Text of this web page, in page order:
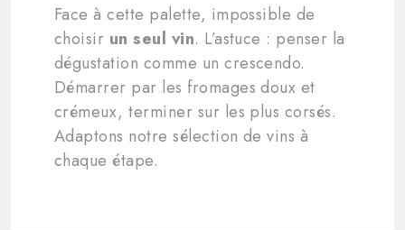
Face à cette palette, impossible de
choisir un seul vin. L’astuce : penser la
dégustation comme un crescendo.
Démarrer par les fromages doux et
crémeux, terminer sur les plus corsés.
Adaptons notre sélection de vins à
chaque étape.